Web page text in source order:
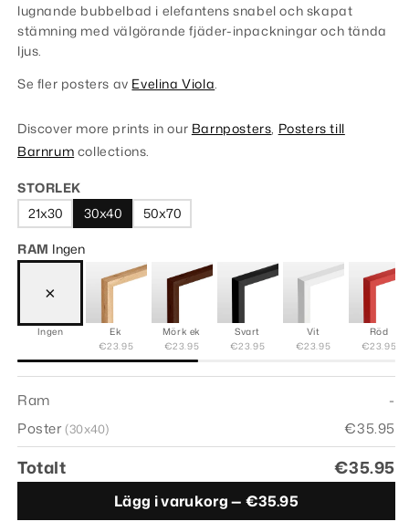
lugnande bubbelbad i elefantens snabel och skapat
stämning med välgörande fjäder-inpackningar och tända
ljus.
Se fler posters av Evelina Viola
Discover more prints in our Barnposters Posters till
Barnrum collections.
STORLEK
21x30
30x40 50x70
RAM Ingen
×
Ingen
Ek
€23.95
Mörk ek
€23.95
Svart
€23.95
Vit
€23.95
Röd
€23.95
Ram
-
Poster(30x40) €35.95
Totalt €35.95
Lägg i varukorg — €35.95